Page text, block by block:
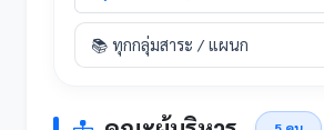
📚 ทุกกลุ่มสาระ / แผนก